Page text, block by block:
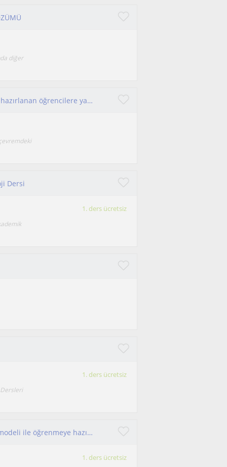
diğer
Bir fizik öğrencisi olarak lise ya da üniversiteye hazırlanan öğrencilere yardım etmek isterim umarım iyi bir öğretmen olabilirim
Dersi
1. ders ücretsiz
1. ders ücretsiz
Eğlenerek öğrenmeyi hedefleyen bir öğrenme modeli ile öğrenmeye hazır mısınız ?
1. ders ücretsiz